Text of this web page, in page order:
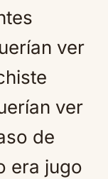
ver
ver
de
era jugo